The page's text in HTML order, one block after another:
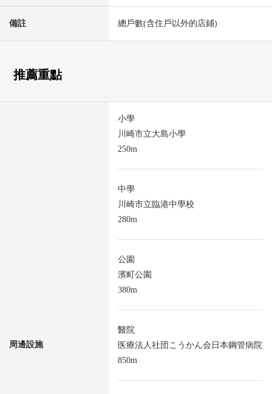
備註 總戶數(含住戶以外的店鋪)
推薦重點
周邊設施
小學
川崎市立大島小學
250m
中學
川崎市立臨港中學校
280m
公園
濱町公園
380m
醫院
医療法人社団こうかん会日本鋼管病院
850m